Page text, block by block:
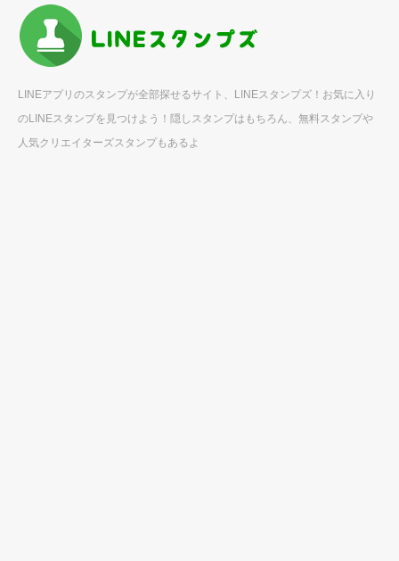
LINEアプリのスタンプが全部探せるサイト、LINEスタンプズ！お気に入り
のLINEスタンプを見つけよう！隠しスタンプはもちろん、無料スタンプや
人気クリエイターズスタンプもあるよ